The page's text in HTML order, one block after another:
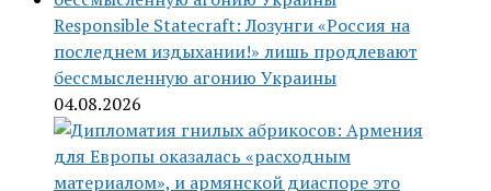
Responsible Statecraft: Лозунги «Россия на
последнем издыхании!» лишь продлевают
бессмысленную агонию Украины
04.08.2026